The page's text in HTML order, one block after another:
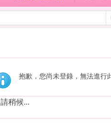
抱歉，您尚未登錄，無法進行
請稍候...